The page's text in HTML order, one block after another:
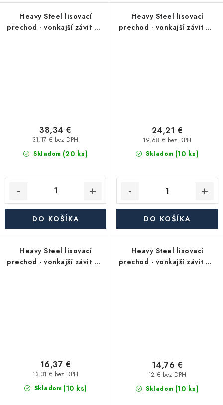
Heavy Steel lisovací
prechod - vonkajší závit MF
Skladom (20 ks)
31,17 € bez DPH
38,34 €
DO KOŠÍKA
Heavy Steel lisovací
prechod - vonkajší závit MF
Skladom (10 ks)
19,68 € bez DPH
24,21 €
DO KOŠÍKA
Heavy Steel lisovací
prechod - vonkajší závit MF
Skladom (10 ks)
13,31 € bez DPH
16,37 €
Heavy Steel lisovací
prechod - vonkajší závit MF
Skladom (10 ks)
12 € bez DPH
14,76 €